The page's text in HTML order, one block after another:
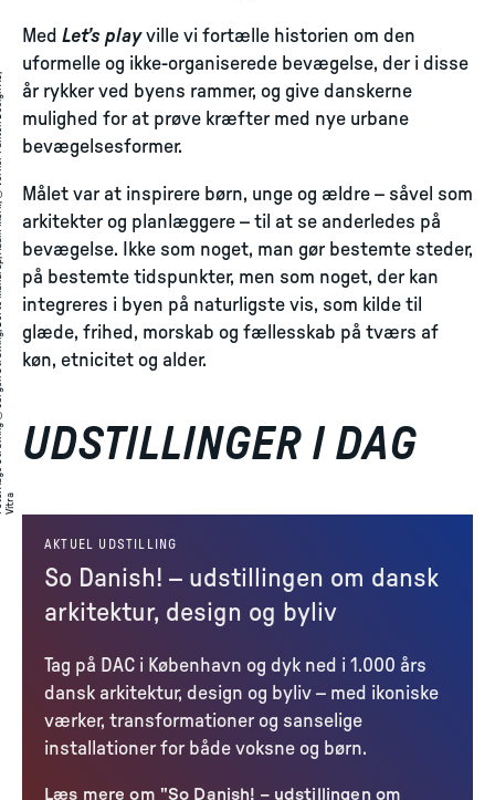
Med Let’s playville vi fortælle historien om den
uformelle og ikke-organiserede bevægelse, der i disse
år rykker ved byens rammer, og give danskerne
mulighed for at prøve kræfter med nye urbane
bevægelsesformer.
Målet var at inspirere børn, unge og ældre – såvel som
arkitekter og planlæggere – til at se anderledes på
bevægelse. Ikke som noget, man gør bestemte steder,
på bestemte tidspunkter, men som noget, der kan
integreres i byen på naturligste vis, som kilde til
glæde, frihed, morskab og fællesskab på tværs af
køn, etnicitet og alder.
UDSTILLINGER I DAG
a
AKTUEL UDSTILLING
So Danish! – udstillingen om dansk
arkitektur, design og byliv
Tag på DAC i København og dyk ned i 1.000 års
dansk arkitektur, design og byliv – med ikoniske
værker, transformationer og sanselige
installationer for både voksne og børn.
Læs mere om "So Danish! – udstillingen om